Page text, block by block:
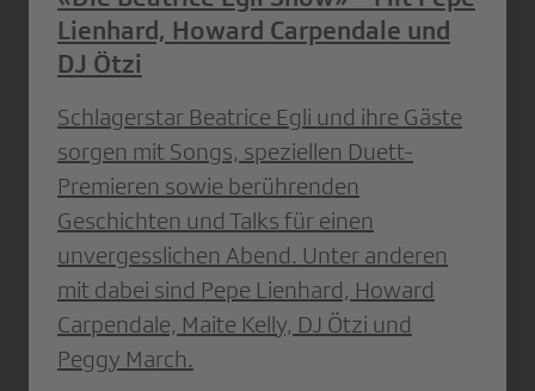
Lienhard, Howard Carpendale und
DJ Ötzi
Schlagerstar Beatrice Egli und ihre Gäste
sorgen mit Songs, speziellen Duett-
Premieren sowie berührenden
Geschichten und Talks für einen
unvergesslichen Abend. Unter anderen
mit dabei sind Pepe Lienhard, Howard
Carpendale, Maite Kelly, DJ Ötzi und
Peggy March.